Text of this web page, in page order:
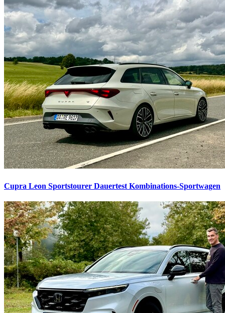
Cupra Leon Sportstourer Dauertest Kombinations-Sportwagen